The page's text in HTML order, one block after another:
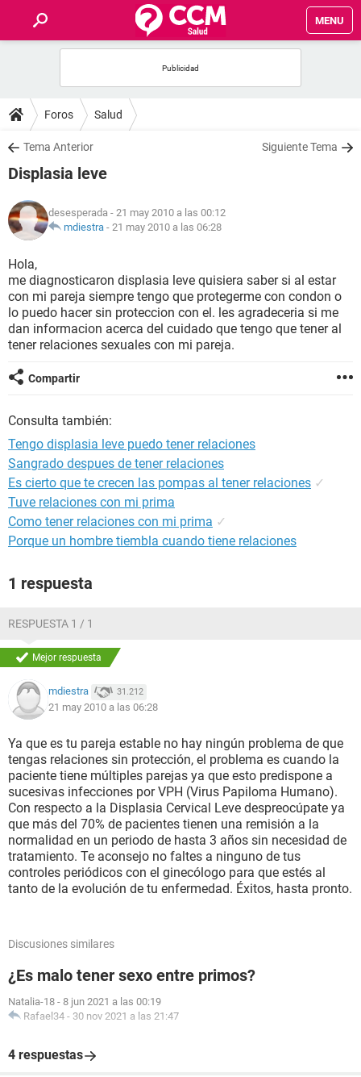
MENU
FOROS
SALUD
FAMILIA
NUTRICIÓN
BIENESTAR
SEXUALIDAD
GLOSARIO
Foros Salud
Tema Anterior Siguiente Tema
Displasia leve
desesperada - 21 may 2010 a las 00:12
mdiestra - 21 may 2010 a las 06:28
Hola,
me diagnosticaron displasia leve quisiera saber si al estar
con mi pareja siempre tengo que protegerme con condon o
lo puedo hacer sin proteccion con el. les agradeceria si me
dan informacion acerca del cuidado que tengo que tener al
tener relaciones sexuales con mi pareja.
Compartir
Consulta también:
Tengo displasia leve puedo tener relaciones
Sangrado despues de tener relaciones
Es cierto que te crecen las pompas al tener relaciones ✓
Tuve relaciones con mi prima
Como tener relaciones con mi prima ✓
Porque un hombre tiembla cuando tiene relaciones
1 respuesta
RESPUESTA 1 / 1
Mejor respuesta
mdiestra 31.212
21 may 2010 a las 06:28
Ya que es tu pareja estable no hay ningún problema de que
tengas relaciones sin protección, el problema es cuando la
paciente tiene múltiples parejas ya que esto predispone a
sucesivas infecciones por VPH (Virus Papiloma Humano).
Con respecto a la Displasia Cervical Leve despreocúpate ya
que más del 70% de pacientes tienen una remisión a la
normalidad en un periodo de hasta 3 años sin necesidad de
tratamiento. Te aconsejo no faltes a ninguno de tus
controles periódicos con el ginecólogo para que estés al
tanto de la evolución de tu enfermedad. Éxitos, hasta pronto.
Discusiones similares
¿Es malo tener sexo entre primos?
Natalia-18 - 8 jun 2021 a las 00:19
Rafael34 - 30 nov 2021 a las 21:47
4 respuestas